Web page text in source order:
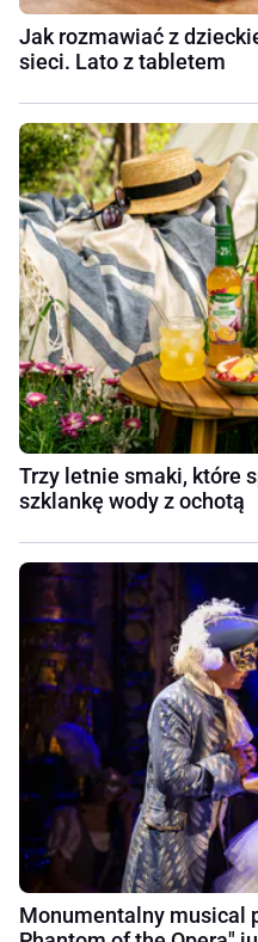
Jak rozmawiać z
sieci. Lato z tabletem
Trzy letnie smaki, które
szklankę wody z ochotą
Monumentalny musical